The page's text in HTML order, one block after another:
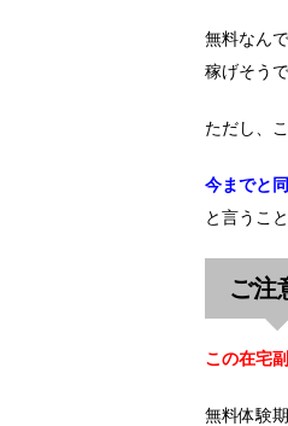
無料なんで
稼げそう
ただし、
今までと
と言うこ
ご注
この在宅
無料体験